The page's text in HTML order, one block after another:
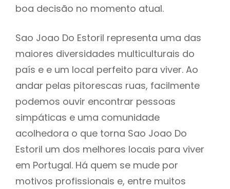
boa decisão no momento atual.
Sao Joao Do Estoril representa uma das
maiores diversidades multiculturais do
país e e um local perfeito para viver. Ao
andar pelas pitorescas ruas, facilmente
podemos ouvir encontrar pessoas
simpáticas e uma comunidade
acolhedora o que torna Sao Joao Do
Estoril um dos melhores locais para viver
em Portugal. Há quem se mude por
motivos profissionais e, entre muitos